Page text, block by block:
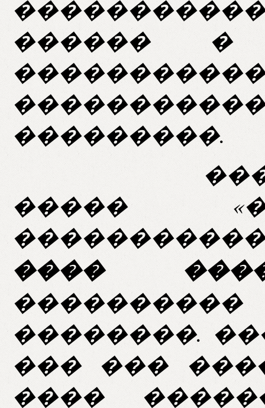
������ �
���������.
���
�����
����
��������.
��� ���
����